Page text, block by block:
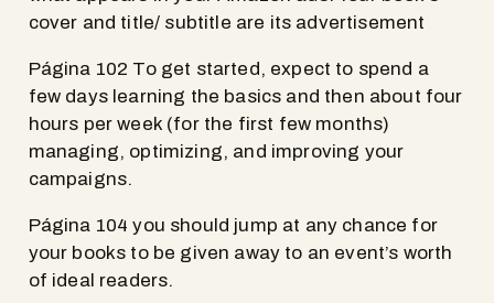
cover and title/ subtitle are its advertisement
Página 102 To get started, expect to spend a
few days learning the basics and then about four
hours per week (for the first few months)
managing, optimizing, and improving your
campaigns.
Página 104 you should jump at any chance for
your books to be given away to an event’s worth
of ideal readers.